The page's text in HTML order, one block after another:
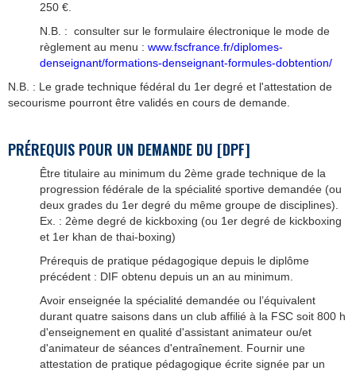
250 €.
N.B. : consulter sur le formulaire électronique le mode de
règlement au menu : www.fscfrance.fr/diplomes-
denseignant/formations-denseignant-formules-dobtention/
N.B. : Le grade technique fédéral du 1er degré et l'attestation de
secourisme pourront être validés en cours de demande.
PRÉREQUIS POUR UN DEMANDE DU [DPF]
Être titulaire au minimum du 2ème grade technique de la
progression fédérale de la spécialité sportive demandée (ou
deux grades du 1er degré du même groupe de disciplines).
Ex. : 2ème degré de kickboxing (ou 1er degré de kickboxing
et 1er khan de thai-boxing)
Prérequis de pratique pédagogique depuis le diplôme
précédent : DIF obtenu depuis un an au minimum.
Avoir enseignée la spécialité demandée ou l’équivalent
durant quatre saisons dans un club affilié à la FSC soit 800 h
d'enseignement en qualité d'assistant animateur ou/et
d'animateur de séances d'entraînement. Fournir une
attestation de pratique pédagogique écrite signée par un